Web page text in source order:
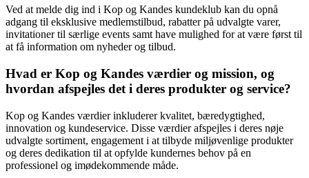
Ved at melde dig ind i Kop og Kandes kundeklub kan du opnå
adgang til eksklusive medlemstilbud, rabatter på udvalgte varer,
invitationer til særlige events samt have mulighed for at være først til
at få information om nyheder og tilbud.
Hvad er Kop og Kandes værdier og mission, og
hvordan afspejles det i deres produkter og service?
Kop og Kandes værdier inkluderer kvalitet, bæredygtighed,
innovation og kundeservice. Disse værdier afspejles i deres nøje
udvalgte sortiment, engagement i at tilbyde miljøvenlige produkter
og deres dedikation til at opfylde kundernes behov på en
professionel og imødekommende måde.